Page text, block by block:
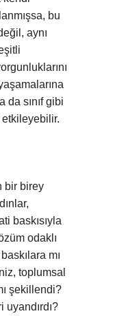
bu
aynı
da sınıf gibi
bir birey
baskısıyla
odaklı
mı
toplumsal
şekillendi?
uyandırdı?